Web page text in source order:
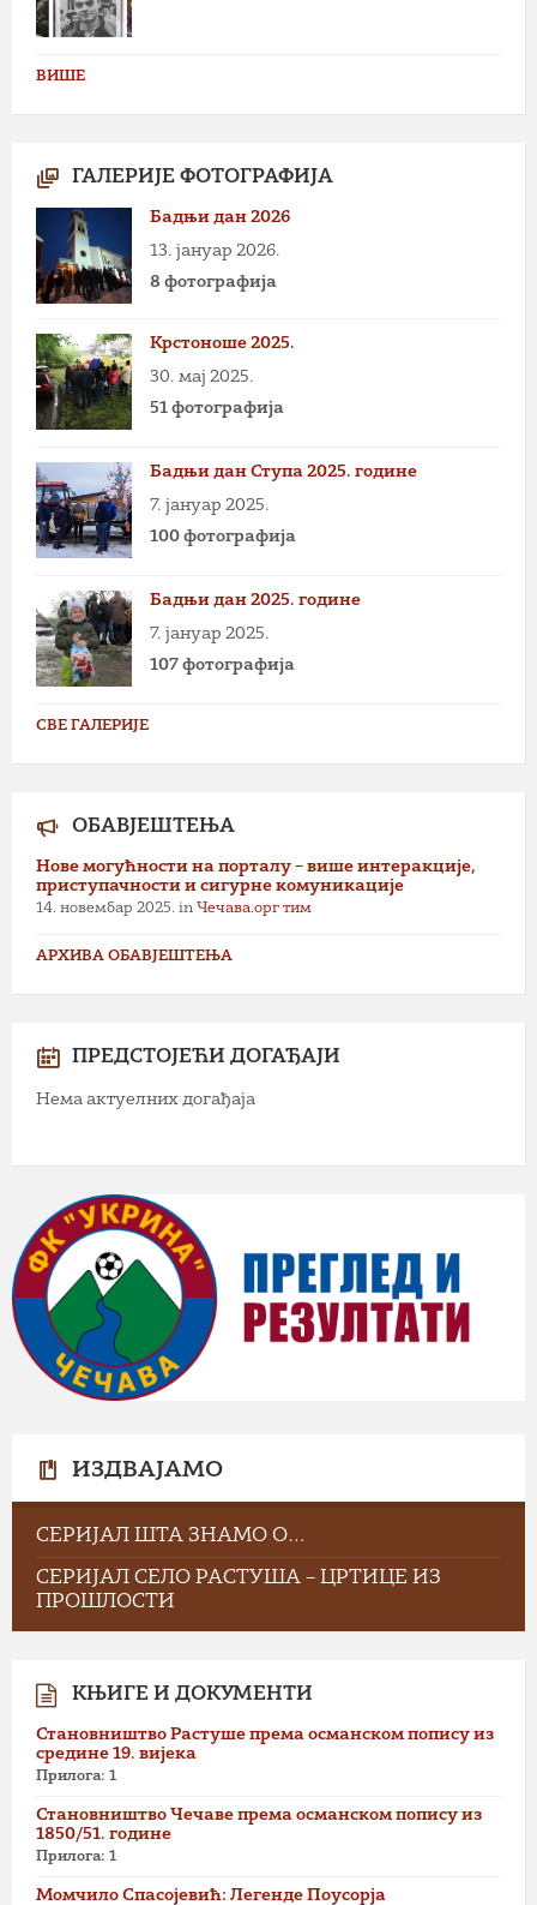
ВИШЕ
ГАЛЕРИЈЕ ФОТОГРАФИЈА
Бадњи дан 2026
13. јануар 2026.
8 фотографија
Крстоноше 2025.
30. мај 2025.
51 фотографија
Бадњи дан Ступа 2025. године
7. јануар 2025.
100 фотографија
Бадњи дан 2025. године
7. јануар 2025.
107 фотографија
СВЕ ГАЛЕРИЈЕ
ОБАВЈЕШТЕЊА
Нове могућности на порталу – више интеракције,
приступачности и сигурне комуникације
14. новембар 2025. in Чечава.орг тим
АРХИВА ОБАВЈЕШТЕЊА
ПРЕДСТОЈЕЋИ ДОГАЂАЈИ
Нема актуелних догађаја
ИЗДВАЈАМО
СЕРИЈАЛ ШТА ЗНАМО О…
СЕРИЈАЛ СЕЛО РАСТУША – ЦРТИЦЕ ИЗ
ПРОШЛОСТИ
КЊИГЕ И ДОКУМЕНТИ
Становништво Растуше према османском попису из
средине 19. вијека
Прилога: 1
Становништво Чечаве према османском попису из
1850/51. године
Прилога: 1
Момчило Спасојевић: Легенде Поусорја